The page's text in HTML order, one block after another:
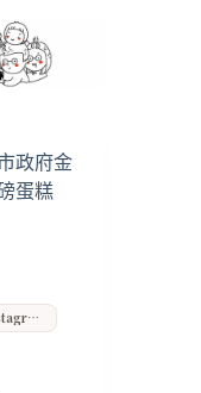
政府金
蛋糕
Instagram